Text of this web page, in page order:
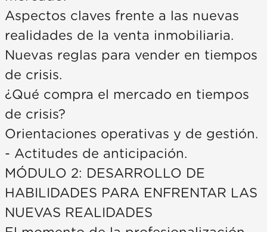
Aspectos claves frente a las nuevas
realidades de la venta inmobiliaria.
Nuevas reglas para vender en tiempos
de crisis.
¿Qué compra el mercado en tiempos
de crisis?
Orientaciones operativas y de gestión.
- Actitudes de anticipación.
MÓDULO 2: DESARROLLO DE
HABILIDADES PARA ENFRENTAR LAS
NUEVAS REALIDADES